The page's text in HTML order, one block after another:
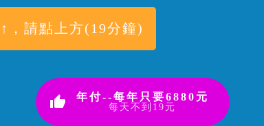
，請點上方(19分鐘)
年付--每年只要6880元
每天不到19元